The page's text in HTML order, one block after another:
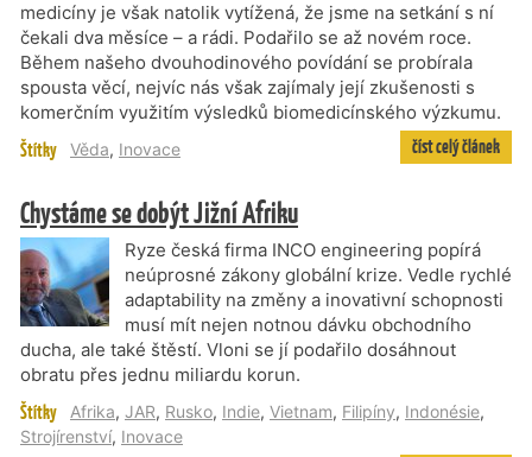
medicíny je však natolik vytížená, že jsme na setkání s ní
čekali dva měsíce – a rádi. Podařilo se až novém roce.
Během našeho dvouhodinového povídání se probírala
spousta věcí, nejvíc nás však zajímaly její zkušenosti s
komerčním využitím výsledků biomedicínského výzkumu.
Štítky Věda, Inovace číst celý článek
Chystáme se dobýt Jižní Afriku
Ryze česká firma INCO engineering popírá
neúprosné zákony globální krize. Vedle rychlé
adaptability na změny a inovativní schopnosti
musí mít nejen notnou dávku obchodního
ducha, ale také štěstí. Vloni se jí podařilo dosáhnout
obratu přes jednu miliardu korun.
Štítky Afrika, JAR, Rusko, Indie, Vietnam, Filipíny, Indonésie,
Strojírenství, Inovace